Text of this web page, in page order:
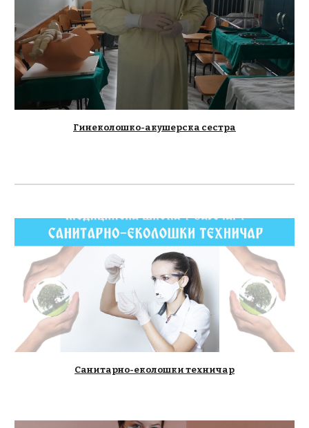
Гинеколошко-акушерска сестра
Санитарно-еколошки техничар